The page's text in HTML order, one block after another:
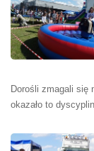
Dorośli zmagali się
okazało to